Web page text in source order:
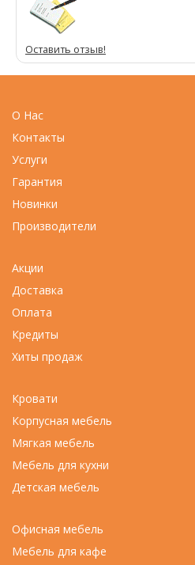
Оставить отзыв!
О Нас
Контакты
Услуги
Гарантия
Новинки
Производители
Акции
Доставка
Оплата
Кредиты
Хиты продаж
Кровати
Корпусная мебель
Мягкая мебель
Мебель для кухни
Детская мебель
Офисная мебель
Мебель для кафе